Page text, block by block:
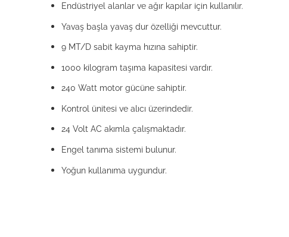
Endüstriyel alanlar ve ağır kapılar için kullanılır.
Yavaş başla yavaş dur özelliği mevcuttur.
9 MT/D sabit kayma hızına sahiptir.
1000 kilogram taşıma kapasitesi vardır.
240 Watt motor gücüne sahiptir.
Kontrol ünitesi ve alıcı üzerindedir.
24 Volt AC akımla çalışmaktadır.
Engel tanıma sistemi bulunur.
Yoğun kullanıma uygundur.